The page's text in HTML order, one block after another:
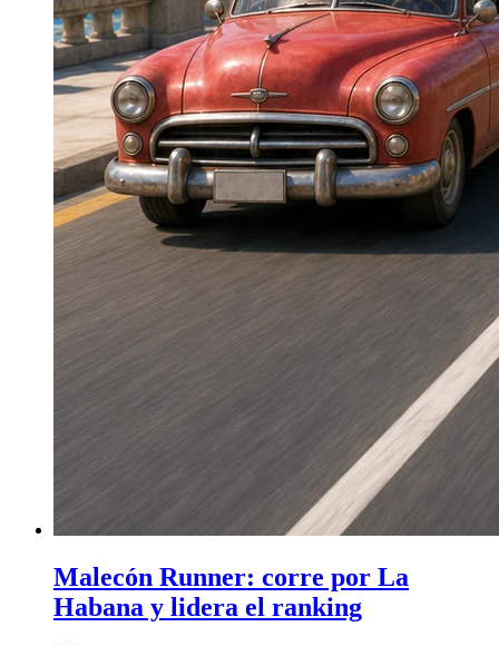
Malecón Runner: corre por La
Habana y lidera el ranking